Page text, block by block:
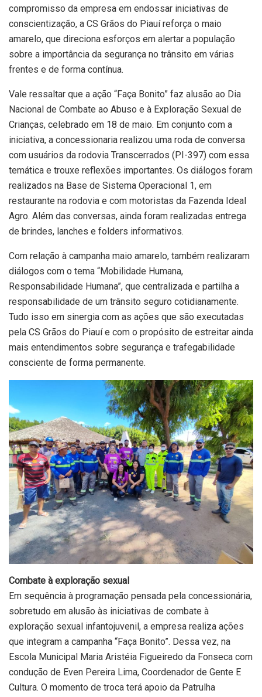
compromisso da empresa em endossar iniciativas de
conscientização, a CS Grãos do Piauí reforça o maio
amarelo, que direciona esforços em alertar a população
sobre a importância da segurança no trânsito em várias
frentes e de forma contínua.
Vale ressaltar que a ação “Faça Bonito” faz alusão ao Dia
Nacional de Combate ao Abuso e à Exploração Sexual de
Crianças, celebrado em 18 de maio. Em conjunto com a
iniciativa, a concessionaria realizou uma roda de conversa
com usuários da rodovia Transcerrados (PI-397) com essa
temática e trouxe reflexões importantes. Os diálogos foram
realizados na Base de Sistema Operacional 1, em
restaurante na rodovia e com motoristas da Fazenda Ideal
Agro. Além das conversas, ainda foram realizadas entrega
de brindes, lanches e folders informativos.
Com relação à campanha maio amarelo, também realizaram
diálogos com o tema “Mobilidade Humana,
Responsabilidade Humana”, que centralizada e partilha a
responsabilidade de um trânsito seguro cotidianamente.
Tudo isso em sinergia com as ações que são executadas
pela CS Grãos do Piauí e com o propósito de estreitar ainda
mais entendimentos sobre segurança e trafegabilidade
consciente de forma permanente.
Combate à exploração sexual
Em sequência à programação pensada pela concessionária,
sobretudo em alusão às iniciativas de combate à
exploração sexual infantojuvenil, a empresa realiza ações
que integram a campanha “Faça Bonito”. Dessa vez, na
Escola Municipal Maria Aristéia Figueiredo da Fonseca com
condução de Even Pereira Lima, Coordenador de Gente E
Cultura. O momento de troca terá apoio da Patrulha